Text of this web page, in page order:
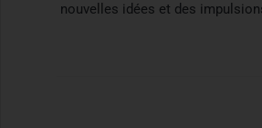
nouvelles idées et des